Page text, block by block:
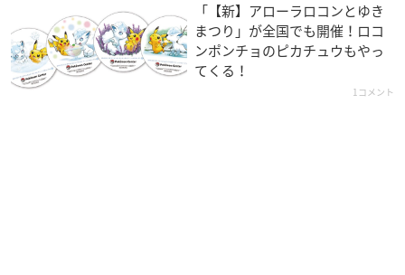
「【新】アローラロコンとゆき
まつり」が全国でも開催！ロコ
ンポンチョのピカチュウもやっ
てくる！
1コメント